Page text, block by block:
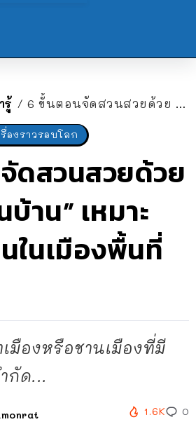
รู้ / 6 ขั้นตอนจัดสวนสวยด้วย “สวนผักในบ้าน” เหมาะสำหรับบ้านในเมืองพื้นที่น้อย
รื่องราวรอบโลก
ดสวนสวยด้วย
าน” เหมาะ
ในเมืองพื้นที่
มืองหรือชานเมืองที่มี
กัด...
1.6K 0